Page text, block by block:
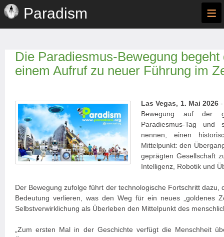
Paradism ≡
Die Paradiesmus-Bewegung
einem Aufruf zu neuer Führung im
Las Vegas, 1. Mai 2026
Bewegung auf der
Paradiesmus-Tag
nennen, einen
Mittelpunkt: den
geprägten Gesellschaft
Intelligenz, Robotik und
Der Bewegung zufolge führt der technologische Fortschritt dazu,
Bedeutung verlieren, was den Weg für ein neues „goldenes
Selbstverwirklichung als Überleben den Mittelpunkt des
„Zum ersten Mal in der Geschichte verfügt die Menschheit